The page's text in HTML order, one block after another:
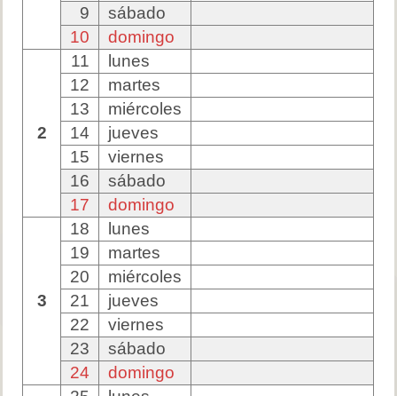
9
sábado
10
domingo
2
11
lunes
12
martes
13
miércoles
14
jueves
15
viernes
16
sábado
17
domingo
3
18
lunes
19
martes
20
miércoles
21
jueves
22
viernes
23
sábado
24
domingo